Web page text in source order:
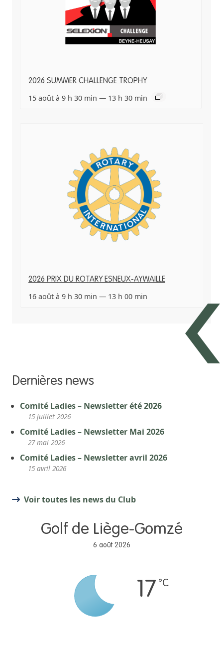
2026 SUMMER CHALLENGE TROPHY
15 août à 9 h 30 min — 13 h 30 min
2026 PRIX DU ROTARY ESNEUX-AYWAILLE
16 août à 9 h 30 min — 13 h 00 min
Dernières news
Comité Ladies – Newsletter été 2026
15 juillet 2026
Comité Ladies – Newsletter Mai 2026
27 mai 2026
Comité Ladies – Newsletter avril 2026
15 avril 2026
Voir toutes les news du Club
Golf de Liège-Gomzé
6 août 2026
17 °C